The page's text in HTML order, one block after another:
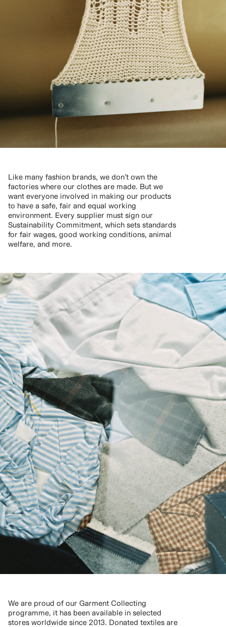
Like many fashion brands, we don’t own the
factories where our clothes are made. But we
want everyone involved in making our products
to have a safe, fair and equal working
environment. Every supplier must sign our
Sustainability Commitment, which sets standards
for fair wages, good working conditions, animal
welfare, and more.
We are proud of our Garment Collecting
programme, it has been available in selected
stores worldwide since 2013. Donated textiles are